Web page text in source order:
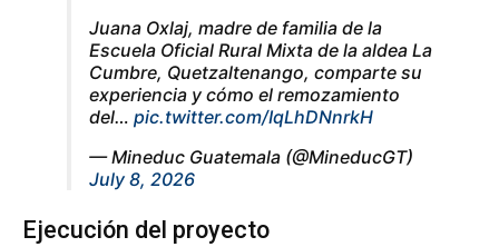
Juana Oxlaj, madre de familia de la
Escuela Oficial Rural Mixta de la aldea La
Cumbre, Quetzaltenango, comparte su
experiencia y cómo el remozamiento
del… pic.twitter.com/IqLhDNnrkH
— Mineduc Guatemala (@MineducGT)
July 8, 2026
Ejecución del proyecto